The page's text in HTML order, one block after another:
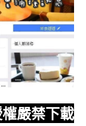
嚴禁下載